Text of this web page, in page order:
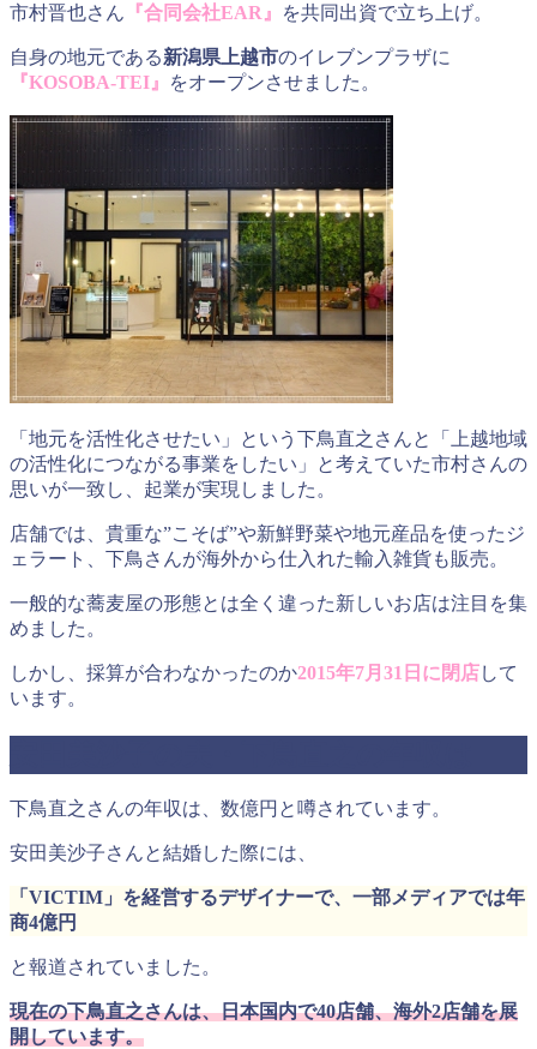
市村晋也さん 『合同会社EAR』 を共同出資で立ち上げ。
自身の地元である新潟県上越市のイレブンプラザに
『KOSOBA-TEI』
をオープンさせました。
「地元を活性化させたい」という下鳥直之さんと「上越地域
の活性化につながる事業をしたい」と考えていた市村さんの
思いが一致し、起業が実現しました。
店舗では、貴重な”こそば”や新鮮野菜や地元産品を使ったジ
ェラート、下鳥さんが海外から仕入れた輸入雑貨も販売。
一般的な蕎麦屋の形態とは全く違った新しいお店は注目を集
めました。
しかし、採算が合わなかったのか2015年7月31日に閉店して
います。
下鳥直之さんの年収は、数億円と噂されています。
安田美沙子さんと結婚した際には、
「VICTIM」を経営するデザイナーで、一部メディアでは年
商4億円
と報道されていました。
現在の下鳥直之さんは、日本国内で40店舗、海外2店舗を展
開しています。